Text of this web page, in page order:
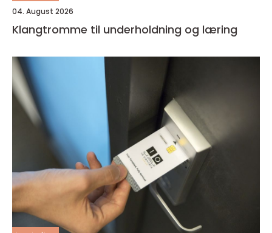
04. August 2026
Klangtromme til underholdning og læring